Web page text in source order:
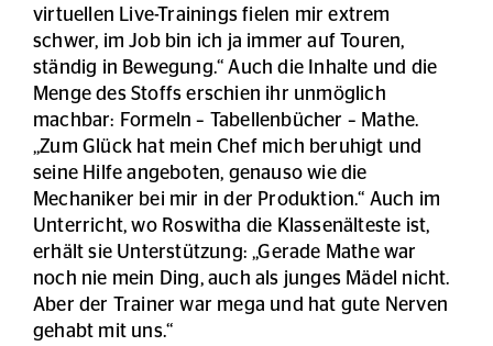
virtuellen Live-Trainings fielen mir extrem
schwer, im Job bin ich ja immer auf Touren,
ständig in Bewegung.“ Auch die Inhalte und die
Menge des Stoffs erschien ihr unmöglich
machbar: Formeln – Tabellenbücher – Mathe.
„Zum Glück hat mein Chef mich beruhigt und
seine Hilfe angeboten, genauso wie die
Mechaniker bei mir in der Produktion.“ Auch im
Unterricht, wo Roswitha die Klassenälteste ist,
erhält sie Unterstützung: „Gerade Mathe war
noch nie mein Ding, auch als junges Mädel nicht.
Aber der Trainer war mega und hat gute Nerven
gehabt mit uns.“